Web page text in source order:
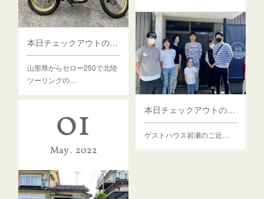
本日チェックアウトのゲスト様
山形県からセロー250で北陸
ツーリングの…
本日チェックアウトのゲスト様
ゲストハウス岩瀬のご近…
01
May 2022